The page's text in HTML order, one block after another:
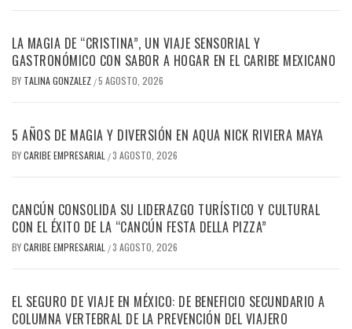
LA MAGIA DE “CRISTINA”, UN VIAJE SENSORIAL Y
GASTRONÓMICO CON SABOR A HOGAR EN EL CARIBE MEXICANO
BY TALINA GONZALEZ /5 AGOSTO, 2026
5 AÑOS DE MAGIA Y DIVERSIÓN EN AQUA NICK RIVIERA MAYA
BYCARIBE EMPRESARIAL /3 AGOSTO, 2026
CANCÚN CONSOLIDA SU LIDERAZGO TURÍSTICO Y CULTURAL
CON EL ÉXITO DE LA “CANCÚN FESTA DELLA PIZZA”
BYCARIBE EMPRESARIAL /3 AGOSTO, 2026
EL SEGURO DE VIAJE EN MÉXICO: DE BENEFICIO SECUNDARIO A
COLUMNA VERTEBRAL DE LA PREVENCIÓN DEL VIAJERO